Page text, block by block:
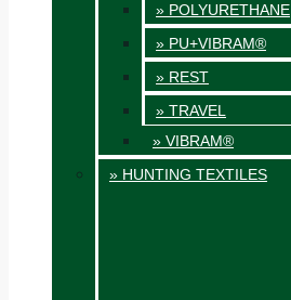
» POLYURETHANE
» PU+VIBRAM®
» REST
» TRAVEL
» VIBRAM®
» HUNTING TEXTILES